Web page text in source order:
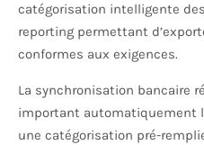
catégorisation intelligente
reporting permettant
conformes aux exigences.
La synchronisation bancaire
important automatiquement
une catégorisation pré-